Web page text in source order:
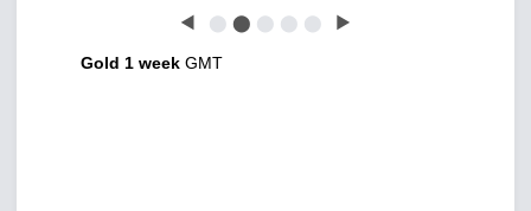
◀ ⬤ ⬤ ⬤ ⬤ ⬤ ▶
Gold 1 week GMT